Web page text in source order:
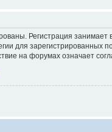
Регистрация
для зарегистрированных
на форумах означает